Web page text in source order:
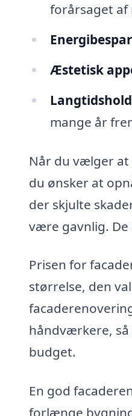
forårsaget af
Æstetisk
mange år
Når du vælger
du ønsker at
der skjulte
være gavnlig. De
Prisen for
størrelse, den
håndværkere,
budget.
En god
forlænge